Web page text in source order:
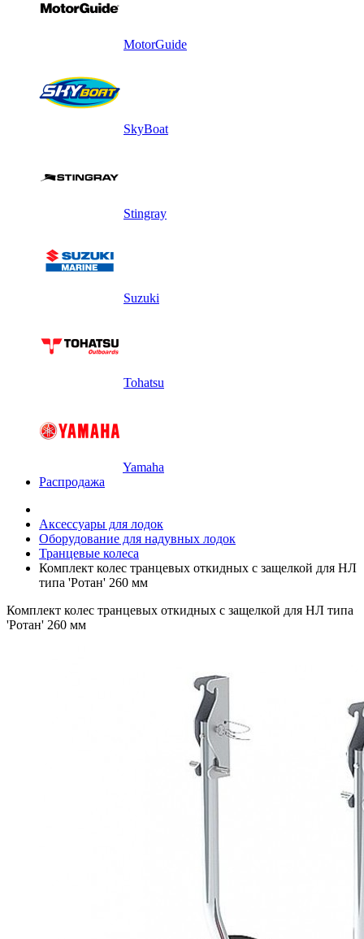
MotorGuide
SkyBoat
Stingray
Suzuki
Tohatsu
Yamaha
Распродажа
Аксессуары для лодок
Оборудование для надувных лодок
Транцевые колеса
Комплект колес транцевых откидных с защелкой для НЛ
типа 'Ротан' 260 мм
Комплект колес транцевых откидных с защелкой для НЛ типа
'Ротан' 260 мм